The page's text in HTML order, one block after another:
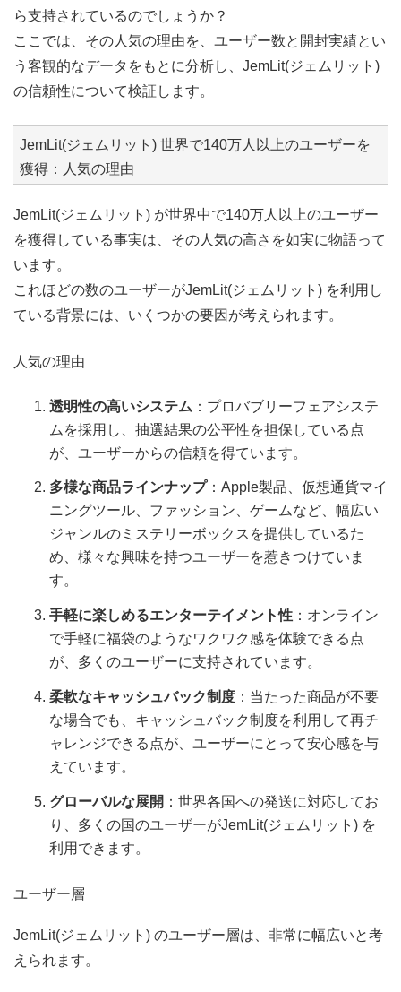
ら支持されているのでしょうか？
ここでは、その人気の理由を、ユーザー数と開封実績とい
う客観的なデータをもとに分析し、JemLit(ジェムリット)
の信頼性について検証します。
JemLit(ジェムリット) 世界で140万人以上のユーザーを
獲得：人気の理由
JemLit(ジェムリット) が世界中で140万人以上のユーザー
を獲得している事実は、その人気の高さを如実に物語って
います。
これほどの数のユーザーがJemLit(ジェムリット) を利用し
ている背景には、いくつかの要因が考えられます。
人気の理由
透明性の高いシステム ：プロバブリーフェアシステ
ムを採用し、抽選結果の公平性を担保している点
が、ユーザーからの信頼を得ています。
多様な商品ラインナップ：Apple製品、仮想通貨マイ
ニングツール、ファッション、ゲームなど、幅広い
ジャンルのミステリーボックスを提供しているた
め、様々な興味を持つユーザーを惹きつけていま
す。
手軽に楽しめるエンターテイメント性 ：オンライン
で手軽に福袋のようなワクワク感を体験できる点
が、多くのユーザーに支持されています。
柔軟なキャッシュバック制度 ：当たった商品が不要
な場合でも、キャッシュバック制度を利用して再チ
ャレンジできる点が、ユーザーにとって安心感を与
えています。
グローバルな展開 ：世界各国への発送に対応してお
り、多くの国のユーザーがJemLit(ジェムリット) を
利用できます。
ユーザー層
JemLit(ジェムリット) のユーザー層は、非常に幅広いと考
えられます。